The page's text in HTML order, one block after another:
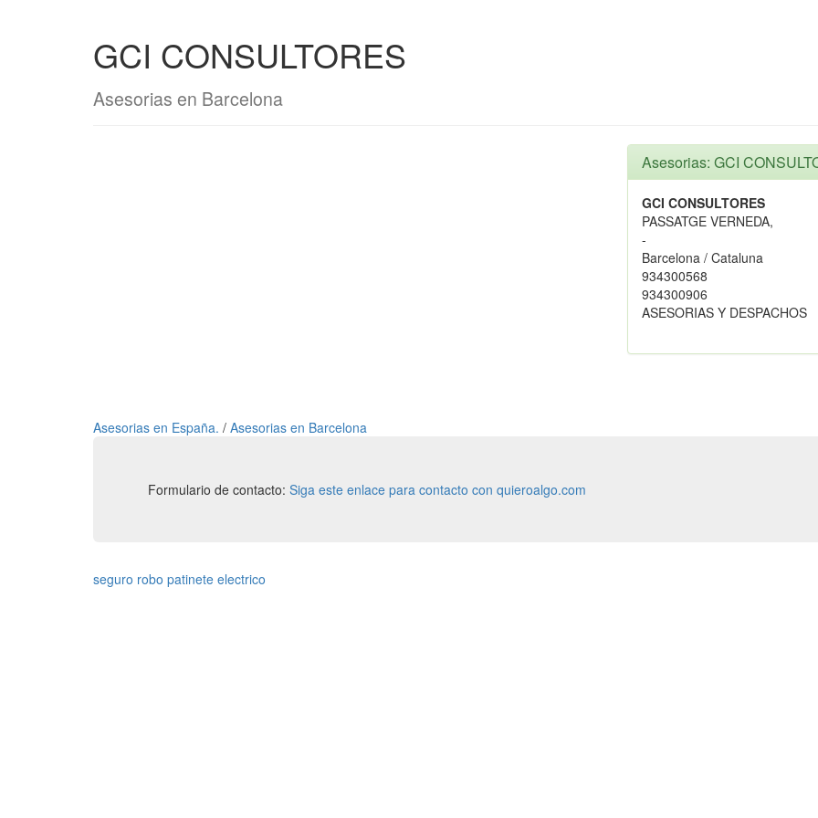
GCI CONSULTORES
Asesorias en Barcelona
Asesorias: GCI
GCI CONSULTORES
PASSATGE VERNEDA,
-
Barcelona / Cataluna
934300568
934300906
ASESORIAS Y DESPACHOS
Asesorias en España. / Asesorias en Barcelona
Formulario de contacto: Siga este enlace para contacto con quieroalgo.com
seguro robo patinete electrico